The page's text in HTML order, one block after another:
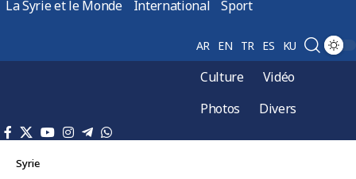
La Syrie et le Monde International Sport
AR EN TR ES KU
Culture
Vidéo
Photos
Divers
Syrie